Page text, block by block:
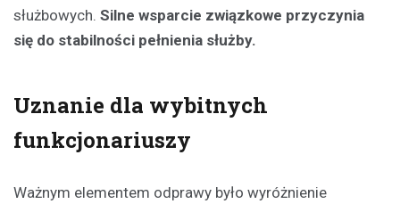
służbowych. Silne wsparcie związkowe przyczynia
się do stabilności pełnienia służby.
Uznanie dla wybitnych
funkcjonariuszy
Ważnym elementem odprawy było wyróżnienie